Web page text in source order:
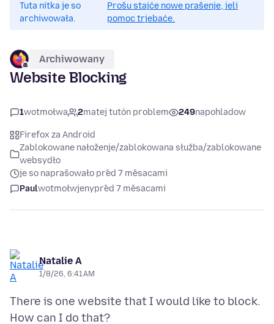
Tuta nitka je so
archiwowała.
Prošu stajće nowe prašenje, jeli
pomoc trjebaće.
Archiwowany
Website Blocking
1wotmołwa 2matej tutón problem 249napohladow
Firefox za Android
Zablokowane nałoženje/zablokowana słužba/zablokowane
websydło
je so naprašowało před 7 měsacami
Paulwotmołwjenypřed 7 měsacami
Natalie A
1/8/26, 6:41 AM
There is one website that I would like to block.